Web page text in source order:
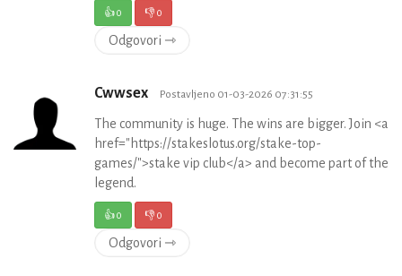
👍0 👎0
Odgovori ⇾
Cwwsex Postavljeno 01-03-2026 07:31:55
The community is huge. The wins are bigger. Join <a
href="https://stakeslotus.org/stake-top-
games/">stake vip club</a> and become part of the
legend.
👍0 👎0
Odgovori ⇾